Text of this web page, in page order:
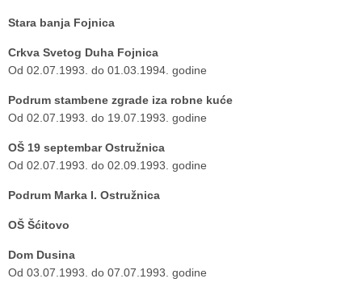
Stara banja Fojnica
Crkva Svetog Duha Fojnica
Od 02.07.1993. do 01.03.1994. godine
Podrum stambene zgrade iza robne kuće
Od 02.07.1993. do 19.07.1993. godine
OŠ 19 septembar Ostružnica
Od 02.07.1993. do 02.09.1993. godine
Podrum Marka I. Ostružnica
OŠ Šćitovo
Dom Dusina
Od 03.07.1993. do 07.07.1993. godine